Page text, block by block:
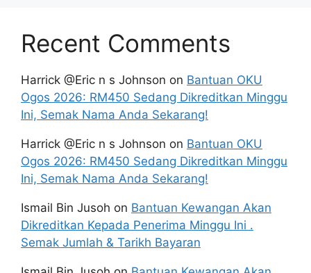
Recent Comments
Harrick @Eric n s Johnson on Bantuan OKU
Ogos 2026: RM450 Sedang Dikreditkan Minggu
Ini, Semak Nama Anda Sekarang!
Harrick @Eric n s Johnson on Bantuan OKU
Ogos 2026: RM450 Sedang Dikreditkan Minggu
Ini, Semak Nama Anda Sekarang!
Ismail Bin Jusoh on Bantuan Kewangan Akan
Dikreditkan Kepada Penerima Minggu Ini .
Semak Jumlah & Tarikh Bayaran